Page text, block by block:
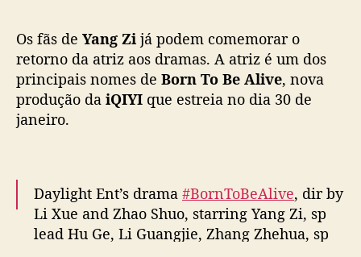
d
r
a
m
a
a
d
o
Os fãs de Yang Zi já podem comemorar o
retorno da atriz aos dramas. A atriz é um dos
principais nomes de Born To Be Alive, nova
produção da iQIYI que estreia no dia 30 de
janeiro.
Daylight Ent’s drama #BornToBeAlive, dir by
Li Xue and Zhao Shuo, starring Yang Zi, sp
lead Hu Ge, Li Guangjie, Zhang Zhehua, sp